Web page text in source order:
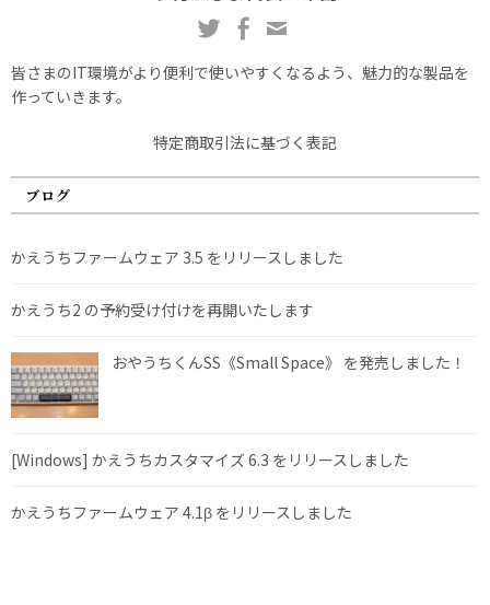
皆さまのIT環境がより便利で使いやすくなるよう、魅力的な製品を
作っていきます。
特定商取引法に基づく表記
ブログ
かえうちファームウェア 3.5 をリリースしました
かえうち2 の予約受け付けを再開いたします
おやうちくんSS《Small Space》 を発売しました！
[Windows] かえうちカスタマイズ 6.3 をリリースしました
かえうちファームウェア 4.1β をリリースしました